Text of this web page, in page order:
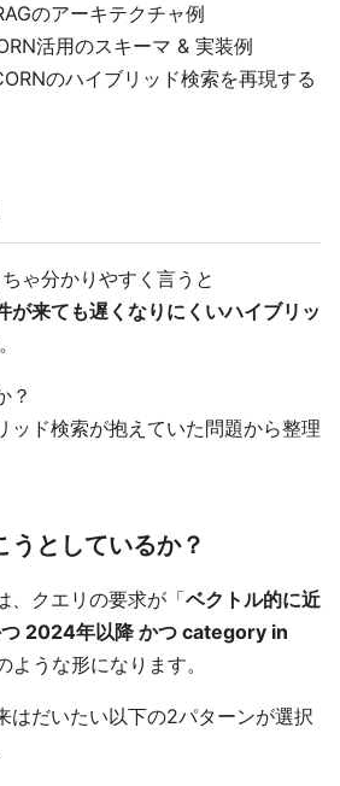
のアーキテクチャ例
活用のスキーマ & 実装例
のハイブリッド検索を再現する
ゃ分かりやすく言うと
が来ても遅くなりにくいハイブリッ
？
ッド検索が抱えていた問題から整理
うとしているか？
、クエリの要求が「ベクトル的に近
2024年以降 かつ category in
ような形になります。
はだいたい以下の2パターンが選択